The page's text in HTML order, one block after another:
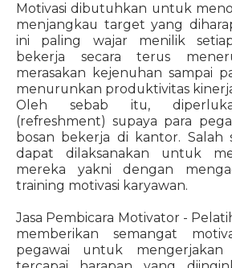
Motivasi dibutuhkan untuk
menjangkau target yang
ini paling wajar menilik
bekerja secara terus
merasakan kejenuhan sampai
menurunkan produktivitas
Oleh sebab itu,
(refreshment) supaya para
bosan bekerja di kantor. Salah
dapat dilaksanakan untuk
mereka yakni dengan
training motivasi karyawan.
Jasa Pembicara Motivator -
memberikan semangat
pegawai untuk mengerjakan